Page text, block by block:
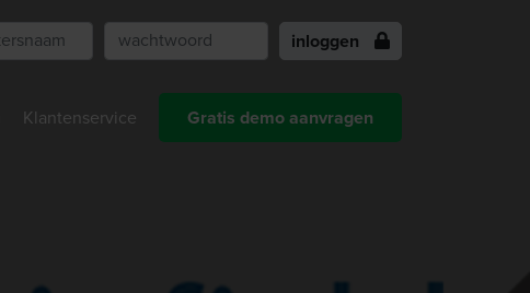
inloggen
Klantenservice Gratis demo aanvragen